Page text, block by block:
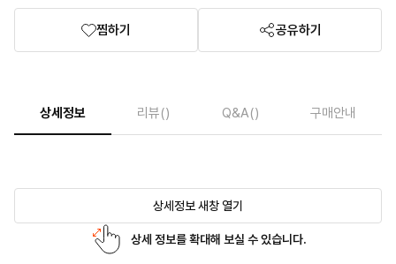
찜하기 공유하기
상세정보 리뷰() Q&A() 구매안내
상세정보 새창 열기
상세 정보를 확대해 보실 수 있습니다.